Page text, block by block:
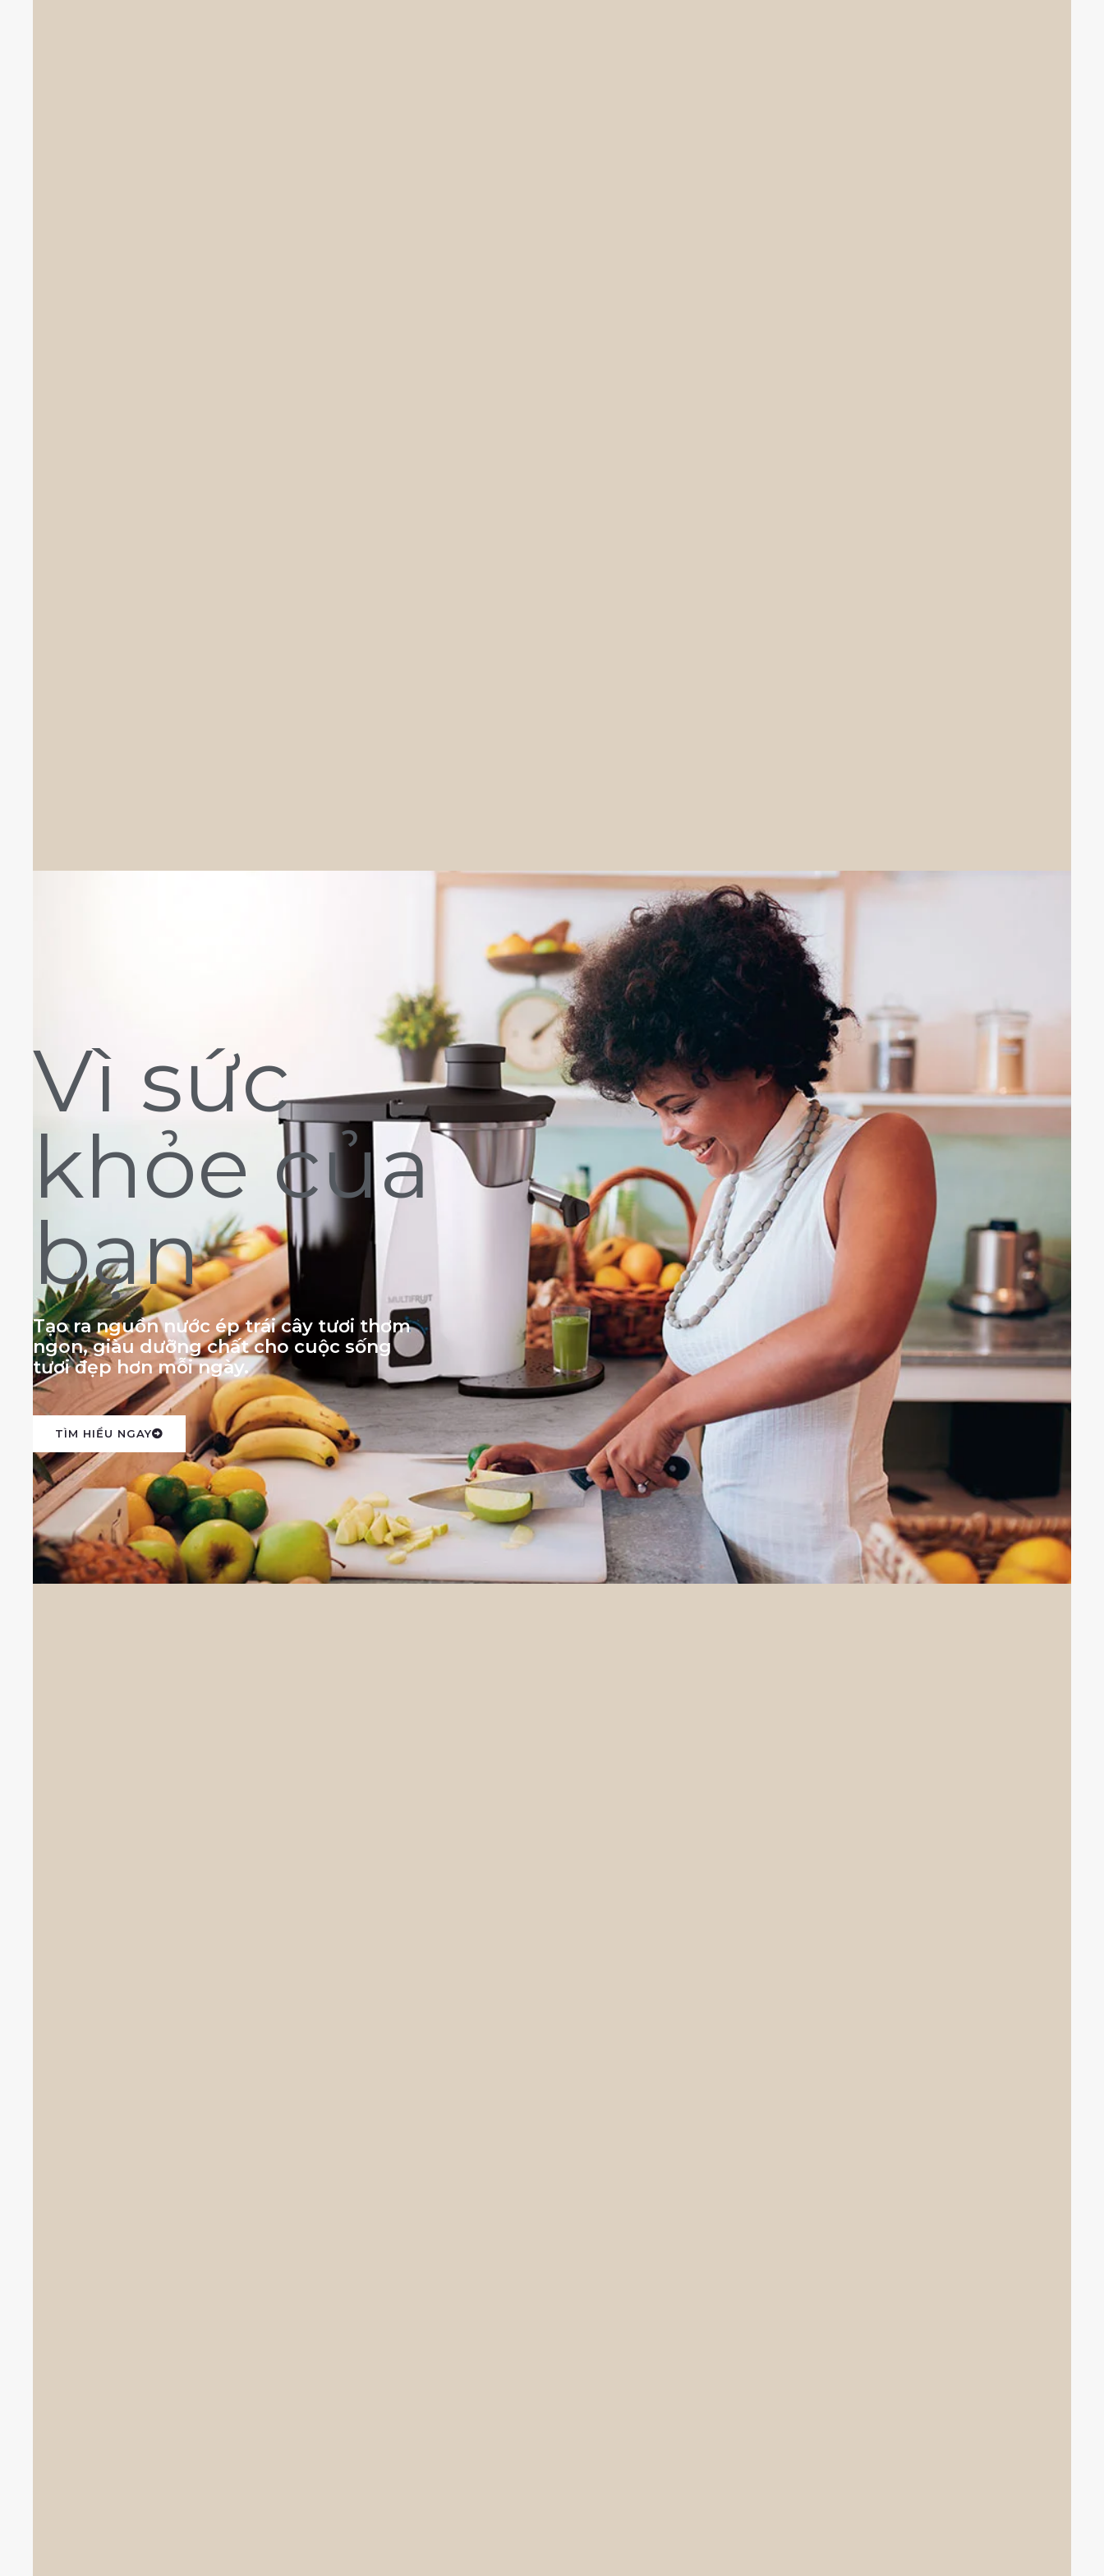
Vì sức
khỏe của
bạn
Tạo ra nguồn nước ép trái cây tươi thơm
ngon, giàu dưỡng chất cho cuộc sống
tươi đẹp hơn mỗi ngày.
TÌM HIỂU NGAY